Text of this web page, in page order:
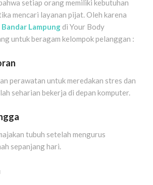
setiap orang memiliki kebutuhan
mencari layanan pijat. Oleh karena
Lampungdi Your Body
untuk beragam kelompok pelanggan :
perawatan untuk meredakan stres dan
seharian bekerja di depan komputer.
tubuh setelah mengurus
sepanjang hari.